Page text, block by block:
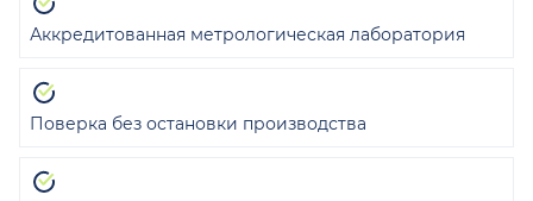
Аккредитованная метрологическая лаборатория
Поверка без остановки производства